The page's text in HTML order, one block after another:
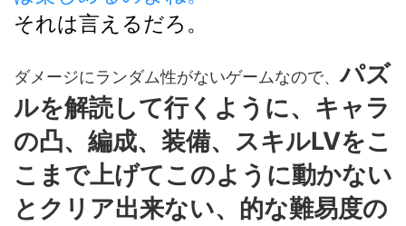
それは言えるだろ。
ダメージにランダム性がないゲームなので、パズ
ルを解読して行くように、キャラ
の凸、編成、装備、スキルLVをこ
こまで上げてこのように動かない
とクリア出来ない、的な難易度の